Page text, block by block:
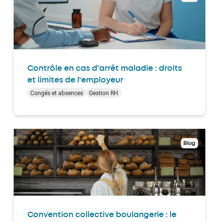
Contrôle en cas d'arrêt maladie : droits
et limites de l'employeur
Congés et absences Gestion RH
Blog
Convention collective boulangerie : le